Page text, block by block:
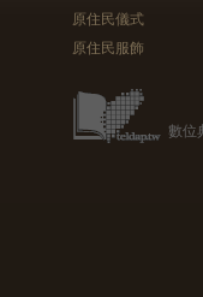
原住民儀式
原住民服飾
數位